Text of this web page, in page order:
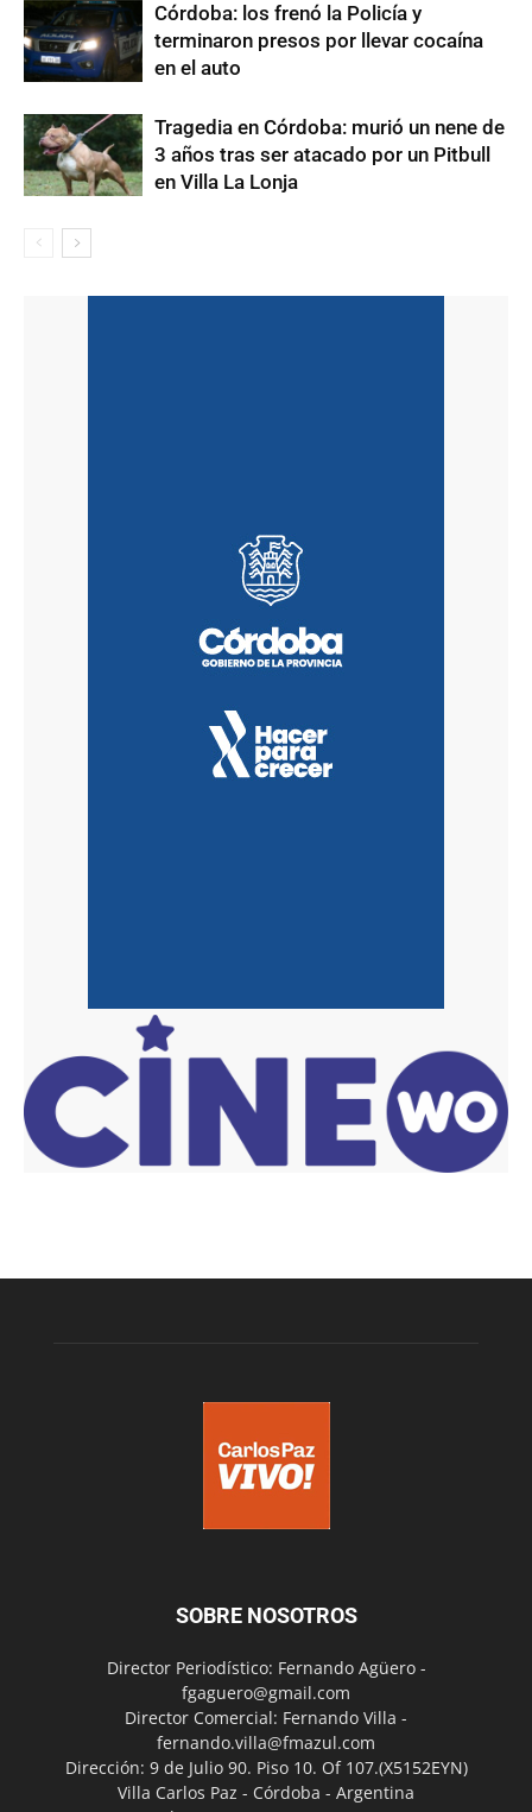
Córdoba: los frenó la Policía y
terminaron presos por llevar cocaína
en el auto
Tragedia en Córdoba: murió un nene de
3 años tras ser atacado por un Pitbull
en Villa La Lonja
SOBRE NOSOTROS
Director Periodístico: Fernando Agüero -
fgaguero@gmail.com
Director Comercial: Fernando Villa -
fernando.villa@fmazul.com
Dirección: 9 de Julio 90. Piso 10. Of 107.(X5152EYN)
Villa Carlos Paz - Córdoba - Argentina